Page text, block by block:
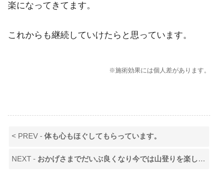
楽になってきてます。
これからも継続していけたらと思っています。
※施術効果には個人差があります。
< PREV -体も心もほぐしてもらっています。
NEXT - おかげさまでだいぶ良くなり今では山登りを楽しめるようになりました。